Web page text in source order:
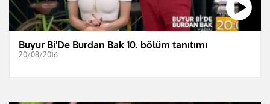
Buyur Bi'De Burdan Bak 10. bölüm tanıtımı
20/08/2016